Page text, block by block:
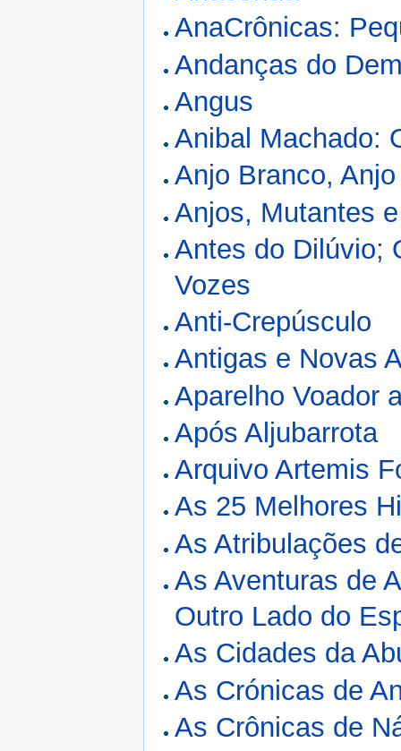
AnaCrônicas:
Andanças do
Angus
Anibal Machado:
Anjo Branco,
Anjos, Mutantes
Antes do Dilúvio;
Vozes
Anti-Crepúsculo
Antigas e Novas
Aparelho Voador
Após Aljubarrota
Arquivo Artemis
As 25 Melhores
As Atribulações
As Aventuras de
Outro Lado do
As Cidades da
As Crónicas de
As Crônicas de